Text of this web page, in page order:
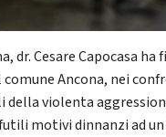
dr. Cesare Capocasa
comune Ancona, nei
violenta
motivi dinnanzi ad